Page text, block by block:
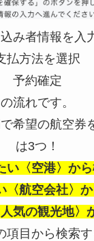
み者情報を入
払方法を選択
予約確定
の流れです。
希望の航空券
は3つ！
い〈空港〉か
〈航空会社〉
気の観光地〉
項目から検索す